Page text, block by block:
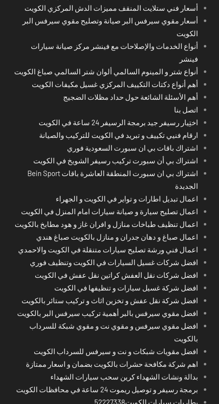
أسعار فني ستلايت المنقف مميزات الدش المركزي الكويت
أسعار مقوي سيرفس البر صيانة وتصليح مقوي سيرفس البر
الكويت
أنواع الخدمات والإصلاحات مع فينشر مركز صيانة سيارات
فينشر
أنواع شتر و المينوم السالمي ألوان شتر السالمي صباغ الكويت
أهم أنواع دكتات التكييف المركزي غسيل مكيفات الكويت
أهم الأسئلة الشائعة حول حداد مظلات الضجيج
اتصل بنا
اختِيار رسيفر جيد برمجة الرسيفر 24 ساعة في الكويت
ارقام فنيي تكييف و تبريد في الكويت للتركيب والصيانة
اشتراك باقات بي ان سبورت السعودية فوري
اشتراك بي أن سبورت تركيب رسيفر الشويخ في الكويت
اشتراك بي ان سبورت المنطقة العاشرة باقات Bein Sport
الجديدة
اعمال تبديل اطارات و تواير في الكويت و الجهراء
اعمال تصليح سيارة و صيانة سيارات امام المنزل في الكويت
اعمال تنظيف طباخات منازل و افران غاز و هود مطابخ بالكويت
اعمال صباغ و دهان جدران و منازل بالكويت صباغ هندي
اعمال فني ورشة تصليح سيارات متنقلة في الكويت والاحمدي
افضل شركات غسيل السيارات في الكويت وتنظيف فوري
افضل شركات نقل العفش كراتين نقل عفش في الكويت
افضل شركة غسيل سيارات و تنظيفها في الكويت
افضل شركة نقل عفش و تخزين اثاث و تركيب ستائر بالكويت
افضل مقوي سيرفس بالبر أهمية تركيب سيرفس البر بالكويت
افضل مقوي سيرفس و مقوي نت و مقوي شبكة للسرداب
بالكويت
افضل مقويات شبكات و نت و سيرفس للسرداب الكويت
اهم شركة مكافحة حشرات بالكويت بضمان و اسعار ممتازة
بدالة ونشات الشهداء كرين سحب سيارات الشهداء
برمجة رسيفر و توصيل ريموت 24 ساعة في محافظات الكويت
بطاريات سيارات الكويت52227338